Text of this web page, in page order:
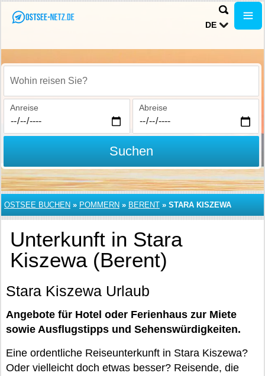
DE
Wohin reisen Sie?
Anreise Abreise
Suchen
OSTSEE BUCHEN » POMMERN » BERENT » STARA KISZEWA
Unterkunft in Stara
Kiszewa (Berent)
Stara Kiszewa Urlaub
Angebote für Hotel oder Ferienhaus zur Miete
sowie Ausflugstipps und Sehenswürdigkeiten.
Eine ordentliche Reiseunterkunft in Stara Kiszewa?
Oder vielleicht doch etwas besser? Reisende, die